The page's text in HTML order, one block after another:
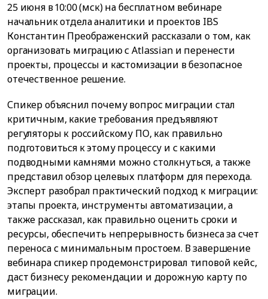
25 июня в 10:00 (мск) на бесплатном вебинаре
начальник отдела аналитики и проектов IBS
Константин Преображенский рассказали о том, как
организовать миграцию с Atlassian и перенести
проекты, процессы и кастомизации в безопасное
отечественное решение.
Спикер объяснил почему вопрос миграции стал
критичным, какие требования предъявляют
регуляторы к российскому ПО, как правильно
подготовиться к этому процессу и с какими
подводными камнями можно столкнуться, а также
представил обзор целевых платформ для перехода.
Эксперт разобрал практический подход к миграции:
этапы проекта, инструменты автоматизации, а
также рассказал, как правильно оценить сроки и
ресурсы, обеспечить непрерывность бизнеса за счет
переноса с минимальным простоем. В завершение
вебинара спикер продемонстрировал типовой кейс,
даст бизнесу рекомендации и дорожную карту по
миграции.